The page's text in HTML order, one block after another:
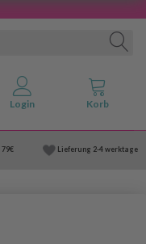
79€ Lieferung 2-4 werktage